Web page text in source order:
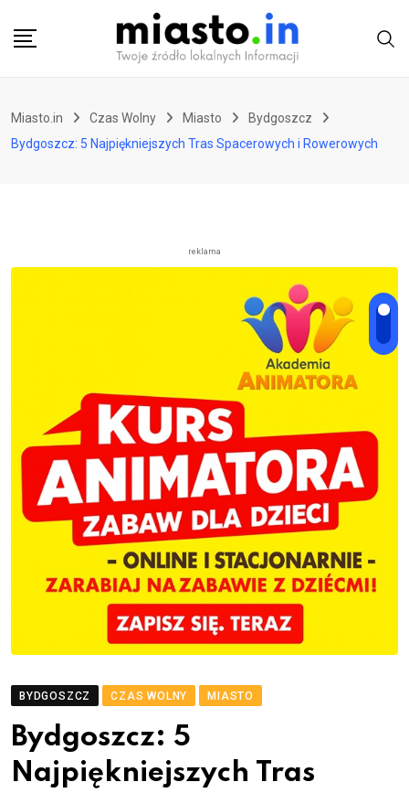
Miasto.in Czas Wolny Miasto
Bydgoszcz
Bydgoszcz: 5 Najpiękniejszych Tras Spacerowych i Rowerowych
reklama
BYDGOSZCZ CZAS WOLNY MIASTO
Bydgoszcz: 5
Najpiękniejszych Tras